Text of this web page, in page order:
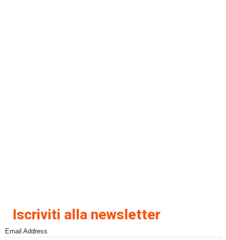
Iscriviti alla newsletter
Email Address